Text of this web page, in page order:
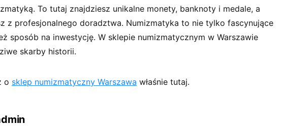
To tutaj znajdziesz unikalne monety, banknoty i medale, a
z profesjonalnego doradztwa. Numizmatyka to nie tylko fascynujące
sposób na inwestycję. W sklepie numizmatycznym w Warszawie
skarby historii.
o sklep numizmatyczny Warszawa właśnie tutaj.